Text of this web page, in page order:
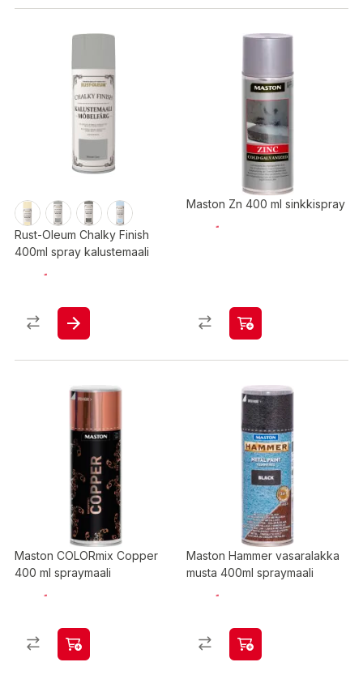
Rust-Oleum Chalky Finish
400ml spray kalustemaali
Maston Zn 400 ml sinkkispray
Maston COLORmix Copper
400 ml spraymaali
Maston Hammer vasaralakka
musta 400ml spraymaali